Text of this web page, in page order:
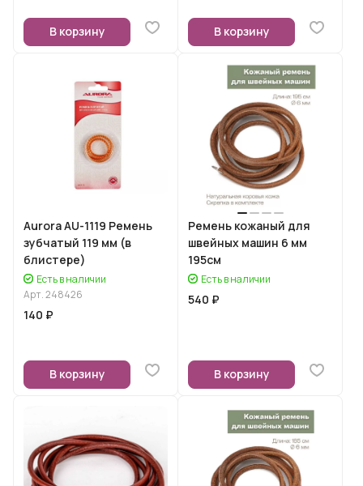
В корзину В корзину
Aurora AU-1119 Ремень
зубчатый 119 мм (в
блистере)
Есть в наличии
Арт.248426
140 ₽
В корзину
Ремень кожаный для
швейных машин 6 мм
195см
Есть в наличии
540 ₽
В корзину